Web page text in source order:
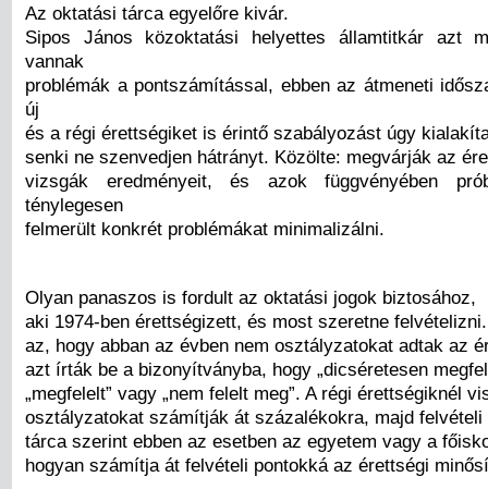
Az oktatási tárca egyelőre kivár.
Sipos János közoktatási helyettes államtitkár azt
vannak
problémák a pontszámítással, ebben az átmeneti
új
és a régi érettségiket is érintő szabályozást úgy
senki ne szenvedjen hátrányt. Közölte: megvárják az
vizsgák eredményeit, és azok függvényében
ténylegesen
felmerült konkrét problémákat minimalizálni.
Olyan panaszos is fordult az oktatási jogok biztosához,
aki 1974-ben érettségizett, és most szeretne
az, hogy abban az évben nem osztályzatokat adtak az
azt írták be a bizonyítványba, hogy „dicséretesen
„megfelelt” vagy „nem felelt meg”. A régi érettségiknél
osztályzatokat számítják át százalékokra, majd felvételi
tárca szerint ebben az esetben az egyetem vagy a
hogyan számítja át felvételi pontokká az érettségi